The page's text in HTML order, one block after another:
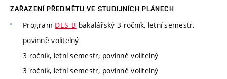
ZAŘAZENÍ PŘEDMĚTU VE STUDIJNÍCH PLÁNECH
Program DES_B bakalářský 3 ročník, letní semestr,
povinně volitelný
3 ročník, letní semestr, povinně volitelný
3 ročník, letní semestr, povinně volitelný